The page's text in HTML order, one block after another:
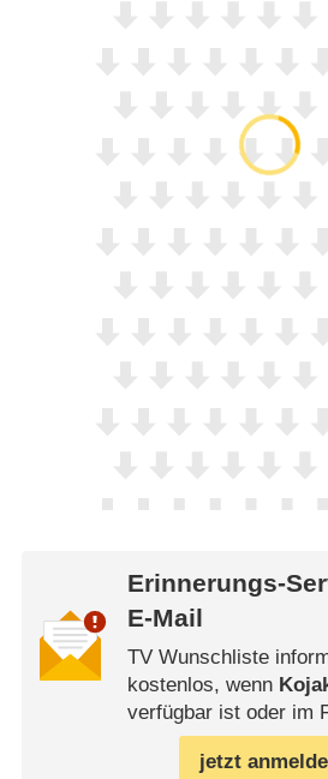
Erinnerungs-
E-Mail
TV Wunschliste
kostenlos, wenn
verfügbar ist oder im
jetzt